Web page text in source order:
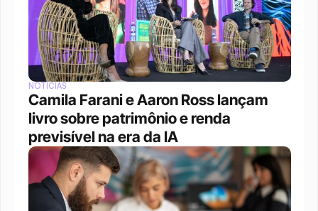
NOTÍCIAS
Camila Farani e Aaron Ross lançam
livro sobre patrimônio e renda
previsível na era da IA